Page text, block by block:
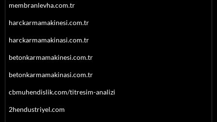
membranlevha.com.tr
harckarmamakinesi.com.tr
harckarmamakinasi.com.tr
betonkarmamakinesi.com.tr
betonkarmamakinasi.com.tr
cbmuhendislik.com/titresim-analizi
2hendustriyel.com